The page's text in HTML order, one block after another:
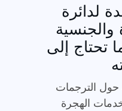
لدائرة
تحتاج إلى
حول الترجمات
الهجرة